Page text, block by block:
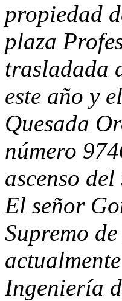
propiedad
plaza
trasladada
este año y
Quesada
número
ascenso
El señor
Supremo
Ingeniería